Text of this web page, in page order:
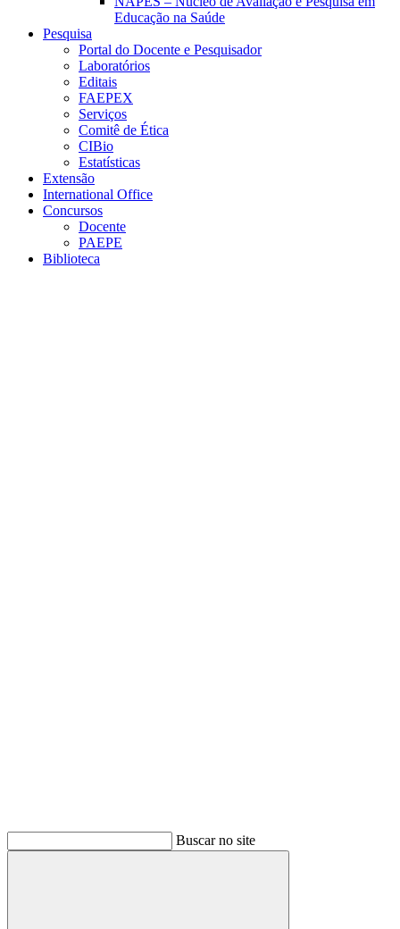
Educação na Saúde
Pesquisa
Portal do Docente e Pesquisador
Laboratórios
Editais
FAEPEX
Serviços
Comitê de Ética
CIBio
Estatísticas
Extensão
International Office
Concursos
Docente
PAEPE
Biblioteca
Buscar no site